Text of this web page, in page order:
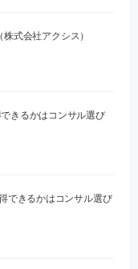
式会社アクシス）
きるかはコンサル選び
できるかはコンサル選び